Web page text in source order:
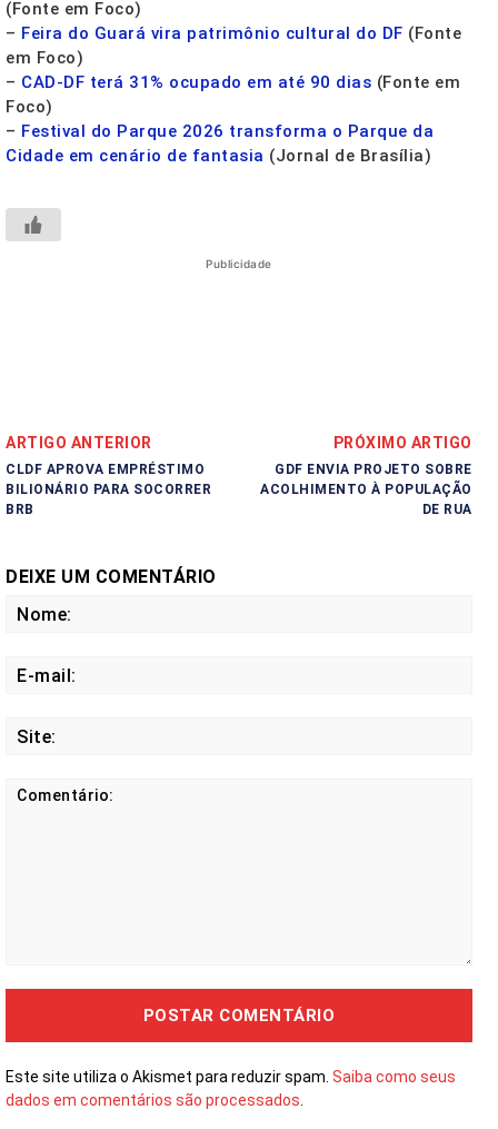
(Fonte em Foco)
– Feira do Guará vira patrimônio cultural do DF (Fonte
em Foco)
– CAD-DF terá 31% ocupado em até 90 dias (Fonte em
Foco)
– Festival do Parque 2026 transforma o Parque da
Cidade em cenário de fantasia (Jornal de Brasília)
Publicidade
ARTIGO ANTERIOR
CLDF APROVA EMPRÉSTIMO
BILIONÁRIO PARA SOCORRER
BRB
PRÓXIMO ARTIGO
GDF ENVIA PROJETO SOBRE
ACOLHIMENTO À POPULAÇÃO
DE RUA
DEIXE UM COMENTÁRIO
Este site utiliza o Akismet para reduzir spam. Saiba como seus
dados em comentários são processados.